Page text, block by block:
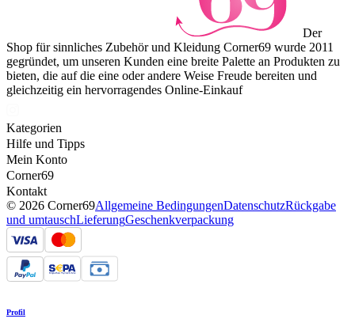
Der
Shop für sinnliches Zubehör und Kleidung Corner69 wurde 2011
gegründet, um unseren Kunden eine breite Palette an Produkten zu
bieten, die auf die eine oder andere Weise Freude bereiten und
gleichzeitig ein hervorragendes Online-Einkauf
Kategorien
Hilfe und Tipps
Mein Konto
Corner69
Kontakt
© 2026 Corner69Allgemeine BedingungenDatenschutzRückgabe
und umtauschLieferungGeschenkverpackung
Profil